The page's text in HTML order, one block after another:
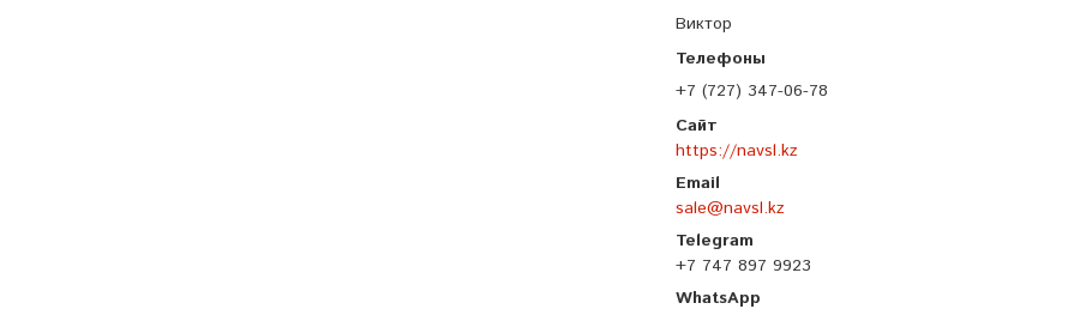
Виктор
+7 (727) 347-06-78
https://navsl.kz
sale@navsl.kz
+7 747 897 9923